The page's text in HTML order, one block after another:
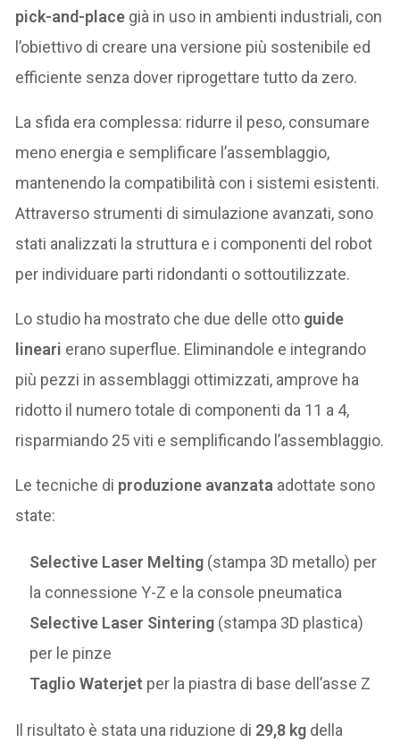
pick-and-place già in uso in ambienti industriali, con
l’obiettivo di creare una versione più sostenibile ed
efficiente senza dover riprogettare tutto da zero.
La sfida era complessa: ridurre il peso, consumare
meno energia e semplificare l’assemblaggio,
mantenendo la compatibilità con i sistemi esistenti.
Attraverso strumenti di simulazione avanzati, sono
stati analizzati la struttura e i componenti del robot
per individuare parti ridondanti o sottoutilizzate.
Lo studio ha mostrato che due delle otto guide
lineari erano superflue. Eliminandole e integrando
più pezzi in assemblaggi ottimizzati, amprove ha
ridotto il numero totale di componenti da 11 a 4,
risparmiando 25 viti e semplificando l’assemblaggio.
Le tecniche di produzione avanzata adottate sono
state:
Selective Laser Melting (stampa 3D metallo) per
la connessione Y-Z e la console pneumatica
Selective Laser Sintering (stampa 3D plastica)
per le pinze
Taglio Waterjet per la piastra di base dell’asse Z
Il risultato è stata una riduzione di 29,8 kg della